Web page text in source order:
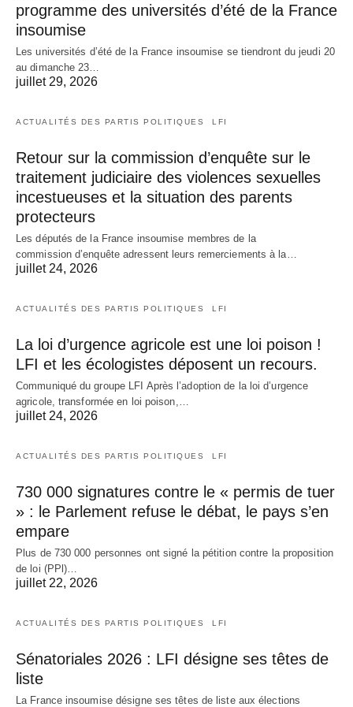
programme des universités d’été de la France
insoumise
Les universités d’été de la France insoumise se tiendront du jeudi 20
au dimanche 23…
juillet 29, 2026
ACTUALITÉS DES PARTIS POLITIQUES LFI
Retour sur la commission d’enquête sur le
traitement judiciaire des violences sexuelles
incestueuses et la situation des parents
protecteurs
Les députés de la France insoumise membres de la
commission d’enquête adressent leurs remerciements à la…
juillet 24, 2026
ACTUALITÉS DES PARTIS POLITIQUES LFI
La loi d’urgence agricole est une loi poison !
LFI et les écologistes déposent un recours.
Communiqué du groupe LFI Après l’adoption de la loi d’urgence
agricole, transformée en loi poison,…
juillet 24, 2026
ACTUALITÉS DES PARTIS POLITIQUES LFI
730 000 signatures contre le « permis de tuer
» : le Parlement refuse le débat, le pays s’en
empare
Plus de 730 000 personnes ont signé la pétition contre la proposition
de loi (PPl)…
juillet 22, 2026
ACTUALITÉS DES PARTIS POLITIQUES LFI
Sénatoriales 2026 : LFI désigne ses têtes de
liste
La France insoumise désigne ses têtes de liste aux élections